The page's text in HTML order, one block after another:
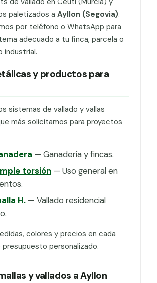
paletizados a Ayllon (Segovia).
por teléfono o WhatsApp para
adecuado a tu finca, parcela o
industrial.
y productos para
sistemas de vallado y vallas
más solicitamos para proyectos
— Ganadería y fincas.
torsión— Uso general en
H.— Vallado residencial
colores y precios en cada
presupuesto personalizado.
y vallados a Ayllon